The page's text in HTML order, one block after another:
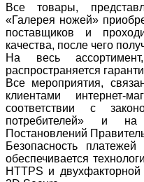
Все товары,
«Галерея ножей»
поставщиков и
качества, после чего
На весь
распространяется
Все мероприятия,
клиентами интернет-
соответствии с
потребителей» и на
Постановлений
Безопасность
обеспечивается
HTTPS и двухфакторной